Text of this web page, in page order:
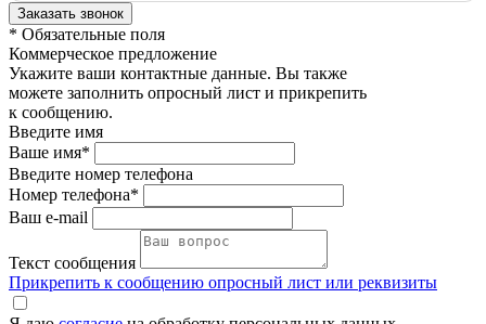
* Обязательные поля
Коммерческое предложение
Укажите ваши контактные данные. Вы также
можете заполнить опросный лист и прикрепить
к сообщению.
Введите имя
Ваше имя*
Введите номер телефона
Номер телефона*
Ваш e-mail
Текст сообщения
Прикрепить к сообщению опросный лист или реквизиты